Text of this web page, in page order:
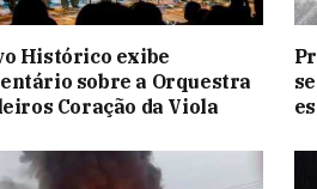
Histórico exibe
sobre a Orquestra
Coração da Viola